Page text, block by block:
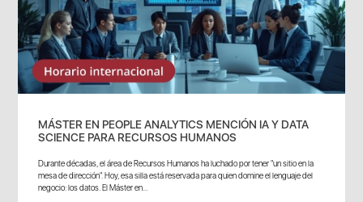
MÁSTER EN PEOPLE ANALYTICS MENCIÓN IA Y DATA
SCIENCE PARA RECURSOS HUMANOS
Durante décadas, el área de Recursos Humanos ha luchado por tener "un sitio en la
mesa de dirección". Hoy, esa silla está reservada para quien domine el lenguaje del
negocio: los datos. El Máster en...